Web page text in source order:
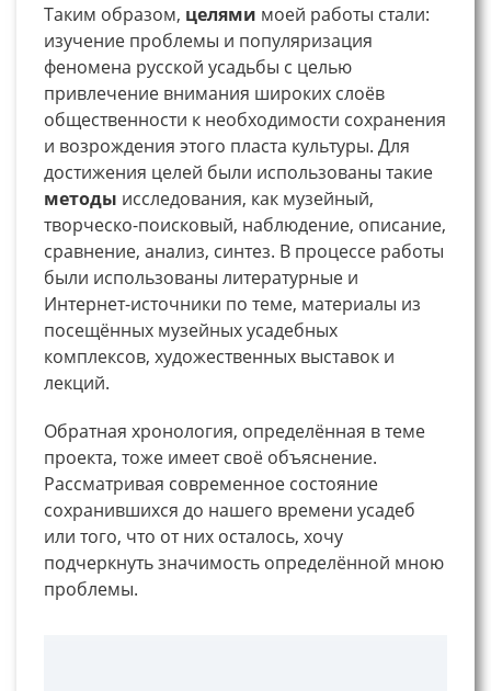
Таким образом, целями моей работы стали:
изучение проблемы и популяризация
феномена русской усадьбы с целью
привлечение внимания широких слоёв
общественности к необходимости сохранения
и возрождения этого пласта культуры. Для
достижения целей были использованы такие
методы исследования, как музейный,
творческо-поисковый, наблюдение, описание,
сравнение, анализ, синтез. В процессе работы
были использованы литературные и
Интернет-источники по теме, материалы из
посещённых музейных усадебных
комплексов, художественных выставок и
лекций.
Обратная хронология, определённая в теме
проекта, тоже имеет своё объяснение.
Рассматривая современное состояние
сохранившихся до нашего времени усадеб
или того, что от них осталось, хочу
подчеркнуть значимость определённой мною
проблемы.